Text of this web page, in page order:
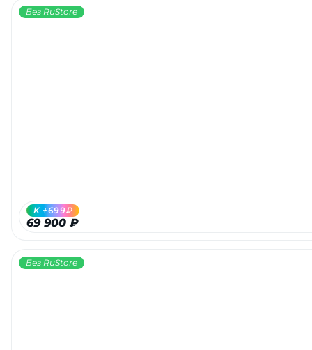
Без RuStore
69 900 ₽
K +699₽
Без RuStore